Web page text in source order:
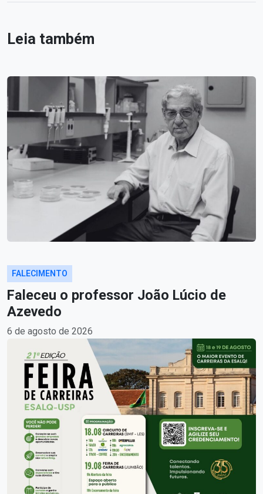
Leia também
FALECIMENTO
Faleceu o professor João Lúcio de
Azevedo
6 de agosto de 2026